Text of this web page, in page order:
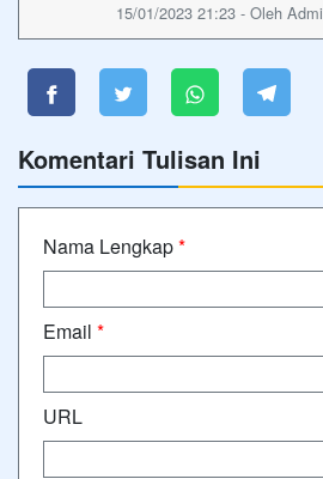
15/01/2023 21:23 - Oleh
Komentari Tulisan Ini
Nama Lengkap*
Email *
URL